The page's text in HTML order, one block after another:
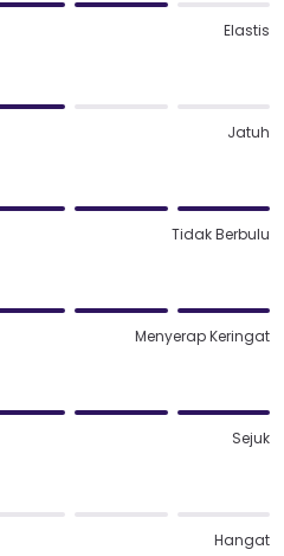
Elastis
Jatuh
Tidak Berbulu
Menyerap Keringat
Sejuk
Hangat